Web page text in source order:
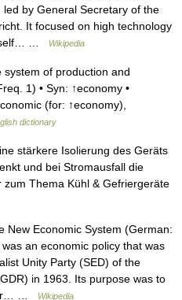
by General Secretary of the
It focused on high technology
self… …
Wikipedia
of production and
1) • Syn: ↑economy •
(for: ↑economy),
dictionary
stärkere Isolierung des Geräts
und bei Stromausfall die
Thema Kühl & Gefriergeräte
New Economic System (German:
an economic policy that was
Unity Party (SED) of the
in 1963. Its purpose was to
…
Wikipedia